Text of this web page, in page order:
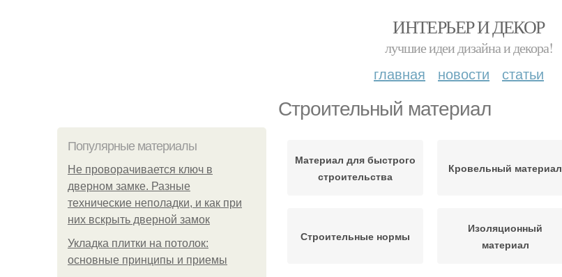
ИНТЕРЬЕР И ДЕКОР
лучшие идеи дизайна и декора!
главная новости статьи
Строительный материал
Популярные материалы
Не проворачивается ключ в
дверном замке. Разные
технические неполадки, и как при
них вскрыть дверной замок
Укладка плитки на потолок:
основные принципы и приемы
Материал для быстрого
строительства
Кровельный материал
Строительные нормы
Изоляционный
материал